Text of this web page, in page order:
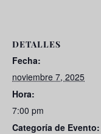
DETALLES
Fecha:
noviembre 7, 2025
Hora:
7:00 pm
Categoría de Evento: